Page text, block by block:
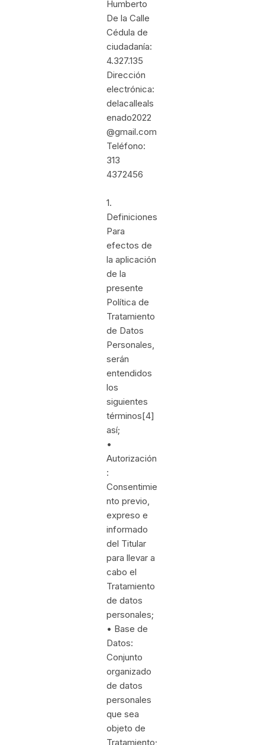
Humberto
De la Calle
Cédula de
ciudadanía:
4.327.135
Dirección
electrónica:
delacalleals
enado2022
@gmail.com
Teléfono:
313
4372456
1.
Definiciones
Para
efectos de
la aplicación
de la
presente
Política de
Tratamiento
de Datos
Personales,
serán
entendidos
los
siguientes
términos[4]
así;
•
Autorización
:
Consentimie
nto previo,
expreso e
informado
del Titular
para llevar a
cabo el
Tratamiento
de datos
personales;
• Base de
Datos:
Conjunto
organizado
de datos
personales
que sea
objeto de
Tratamiento;